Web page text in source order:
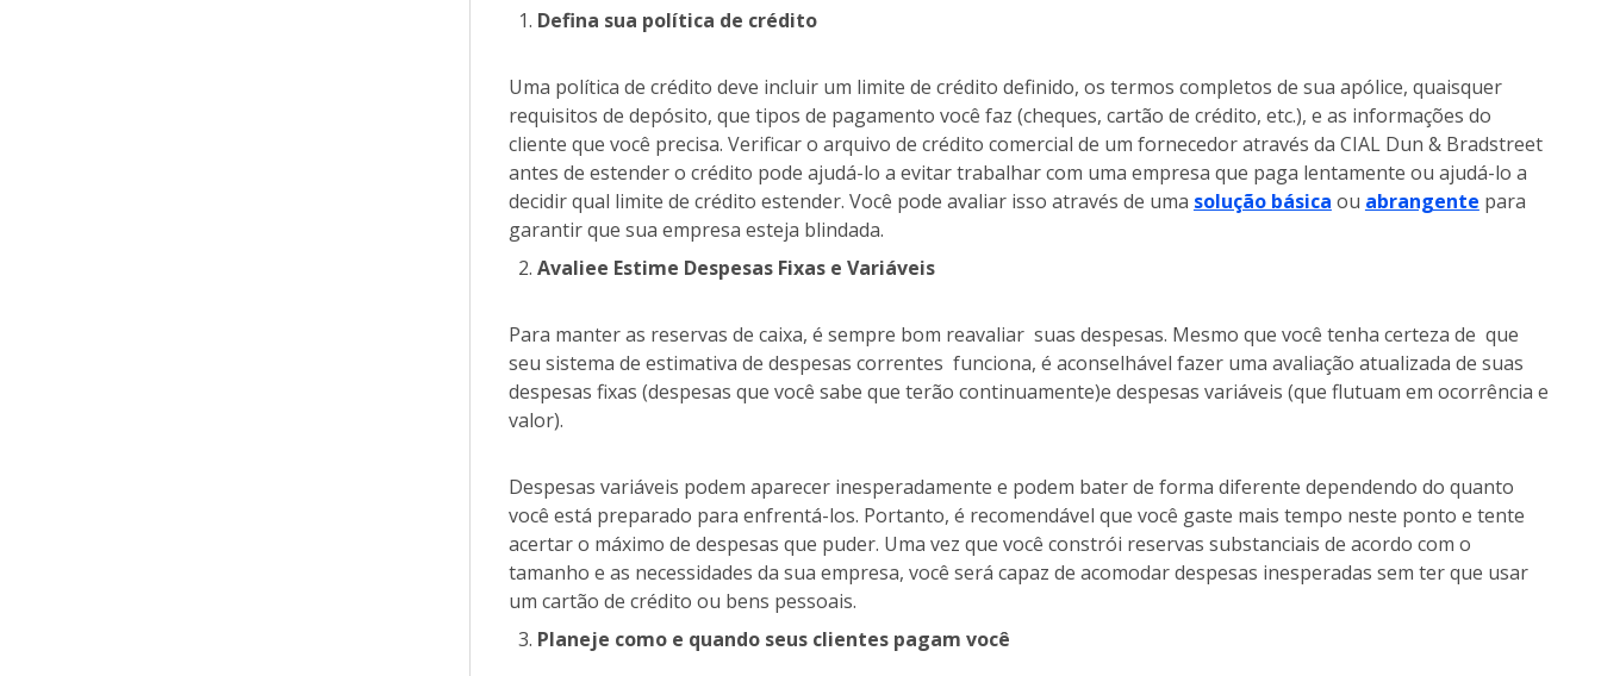
Defina sua política de crédito
Uma política de crédito deve incluir um limite de crédito definido, os termos completos de sua apólice, quaisquer
requisitos de depósito, que tipos de pagamento você faz (cheques, cartão de crédito, etc.), e as informações do
cliente que você precisa. Verificar o arquivo de crédito comercial de um fornecedor através da CIAL Dun & Bradstreet
antes de estender o crédito pode ajudá-lo a evitar trabalhar com uma empresa que paga lentamente ou ajudá-lo a
decidir qual limite de crédito estender. Você pode avaliar isso através de uma solução básica ou abrangente para
garantir que sua empresa esteja blindada.
Avaliee Estime Despesas Fixas e Variáveis
Para manter as reservas de caixa, é sempre bom reavaliar suas despesas. Mesmo que você tenha certeza de que
seu sistema de estimativa de despesas correntes funciona, é aconselhável fazer uma avaliação atualizada de suas
despesas fixas (despesas que você sabe que terão continuamente)e despesas variáveis (que flutuam em ocorrência e
valor).
Despesas variáveis podem aparecer inesperadamente e podem bater de forma diferente dependendo do quanto
você está preparado para enfrentá-los. Portanto, é recomendável que você gaste mais tempo neste ponto e tente
acertar o máximo de despesas que puder. Uma vez que você constrói reservas substanciais de acordo com o
tamanho e as necessidades da sua empresa, você será capaz de acomodar despesas inesperadas sem ter que usar
um cartão de crédito ou bens pessoais.
Planeje como e quando seus clientes pagam você